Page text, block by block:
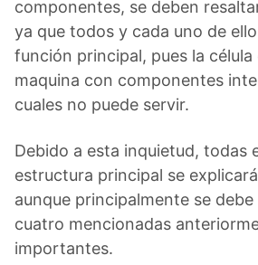
componentes, se deben
ya que todos y cada uno de
función principal, pues la célula
maquina con componentes
cuales no puede servir.
Debido a esta inquietud, todas
estructura principal se
aunque principalmente se
cuatro mencionadas
importantes.